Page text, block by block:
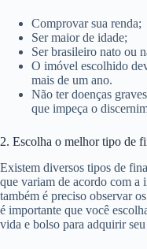
Comprovar sua renda;
Ser maior de idade;
Ser brasileiro nato ou
O imóvel escolhido
mais de um ano.
Não ter doenças
que impeça o
2. Escolha o melhor tipo de
Existem diversos tipos de
que variam de acordo com a
também é preciso observar
é importante que você
vida e bolso para adquirir